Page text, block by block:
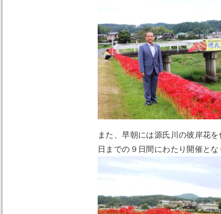
また、早朝には源氏川の彼岸花
日までの９日間にわたり開催と